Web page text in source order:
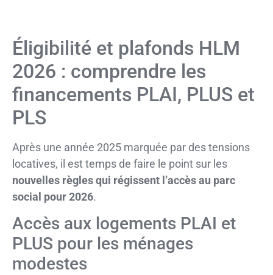
Éligibilité et plafonds HLM
2026 : comprendre les
financements PLAI, PLUS et
PLS
Après une année 2025 marquée par des tensions
locatives, il est temps de faire le point sur les
nouvelles règles qui régissent l’accès au parc
social pour 2026.
Accès aux logements PLAI et
PLUS pour les ménages
modestes